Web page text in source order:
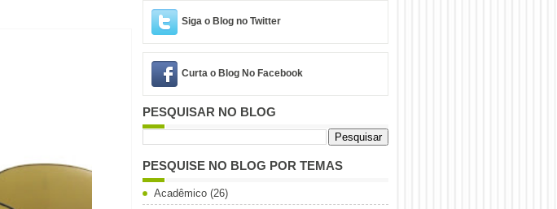
Siga o Blog no Twitter
Curta o Blog No Facebook
PESQUISAR NO BLOG
PESQUISE NO BLOG POR TEMAS
Acadêmico (26)